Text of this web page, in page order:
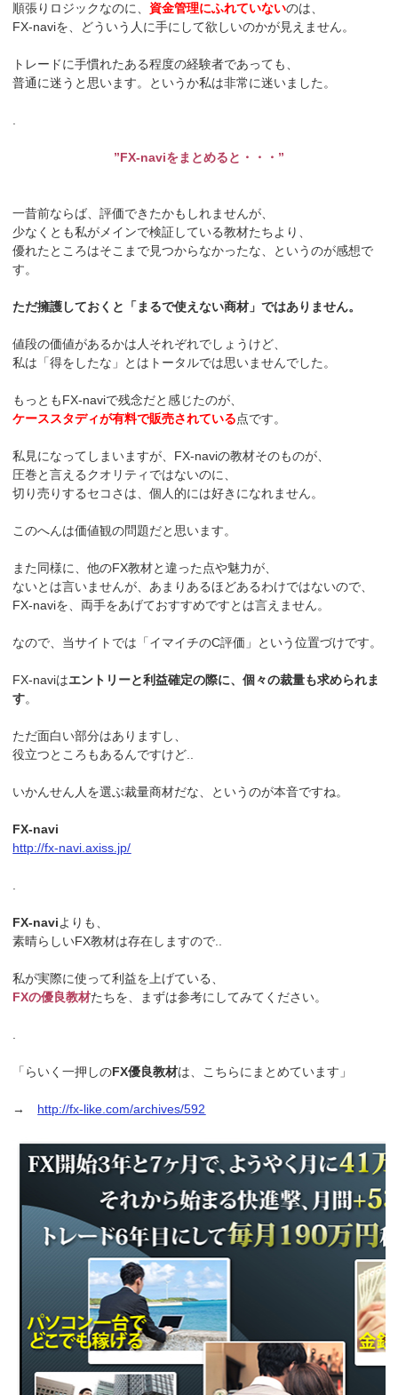
順張りロジックなのに、 資金管理にふれていないのは、
FX-naviを、どういう人に手にして欲しいのかが見えません。
トレードに手慣れたある程度の経験者であっても、
普通に迷うと思います。というか私は非常に迷いました。
”FX-naviをまとめると・・・”
一昔前ならば、評価できたかもしれませんが、
少なくとも私がメインで検証している教材たちより、
優れたところはそこまで見つからなかったな、というのが感想で
す。
ただ擁護しておくと「まるで使えない商材」ではありません。
値段の価値があるかは人それぞれでしょうけど、
私は「得をしたな」とはトータルでは思いませんでした。
もっともFX-naviで残念だと感じたのが、
ケーススタディが有料で販売されている点です。
私見になってしまいますが、FX-naviの教材そのものが、
圧巻と言えるクオリティではないのに、
切り売りするセコさは、個人的には好きになれません。
このへんは価値観の問題だと思います。
また同様に、他のFX教材と違った点や魅力が、
ないとは言いませんが、あまりあるほどあるわけではないので、
FX-naviを、両手をあげておすすめですとは言えません。
なので、当サイトでは「イマイチのC評価」という位置づけです。
FX-naviはエントリーと利益確定の際に、個々の裁量も求められま
す。
ただ面白い部分はありますし、
役立つところもあるんですけど..
いかんせん人を選ぶ裁量商材だな、というのが本音ですね。
FX-navi
http://fx-navi.axiss.jp/
FX-naviよりも、
素晴らしいFX教材は存在しますので..
私が実際に使って利益を上げている、
FXの優良教材たちを、まずは参考にしてみてください。
「らいく一押しのFX優良教材は、こちらにまとめています」
→ http://fx-like.com/archives/592